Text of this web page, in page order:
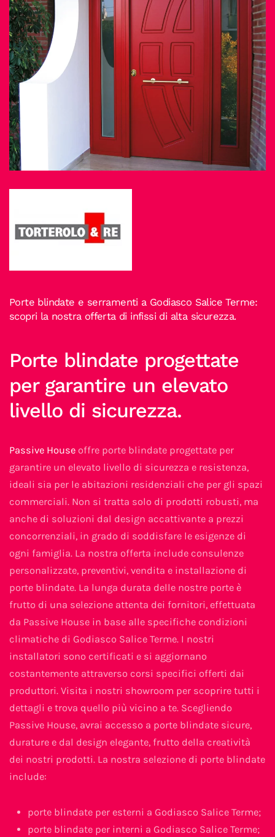
Porte blindate e serramenti a Godiasco Salice Terme:
scopri la nostra offerta di infissi di alta sicurezza.
Porte blindate progettate
per garantire un elevato
livello di sicurezza.
Passive House offre porte blindate progettate per
garantire un elevato livello di sicurezza e resistenza,
ideali sia per le abitazioni residenziali che per gli spazi
commerciali. Non si tratta solo di prodotti robusti, ma
anche di soluzioni dal design accattivante a prezzi
concorrenziali, in grado di soddisfare le esigenze di
ogni famiglia. La nostra offerta include consulenze
personalizzate, preventivi, vendita e installazione di
porte blindate. La lunga durata delle nostre porte è
frutto di una selezione attenta dei fornitori, effettuata
da Passive House in base alle specifiche condizioni
climatiche di Godiasco Salice Terme. I nostri
installatori sono certificati e si aggiornano
costantemente attraverso corsi specifici offerti dai
produttori. Visita i nostri showroom per scoprire tutti i
dettagli e trova quello più vicino a te. Scegliendo
Passive House, avrai accesso a porte blindate sicure,
durature e dal design elegante, frutto della creatività
dei nostri prodotti. La nostra selezione di porte blindate
include:
porte blindate per esterni a Godiasco Salice Terme;
porte blindate per interni a Godiasco Salice Terme;